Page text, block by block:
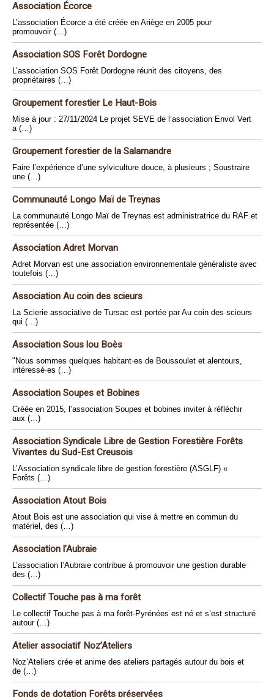
Association Écorce
L’association Écorce a été créée en Ariège en 2005 pour
promouvoir (…)
Association SOS Forêt Dordogne
L’association SOS Forêt Dordogne réunit des citoyens, des
propriétaires (…)
Groupement forestier Le Haut-Bois
Mise à jour : 27/11/2024 Le projet SEVE de l’association Envol Vert
a (…)
Groupement forestier de la Salamandre
Faire l’expérience d’une sylviculture douce, à plusieurs ; Soustraire
une (…)
Communauté Longo Maï de Treynas
La communauté Longo Maï de Treynas est administratrice du RAF et
représentée (…)
Association Adret Morvan
Adret Morvan est une association environnementale généraliste avec
toutefois (…)
Association Au coin des scieurs
La Scierie associative de Tursac est portée par Au coin des scieurs
qui (…)
Association Sous lou Boès
"Nous sommes quelques habitant·es de Boussoulet et alentours,
intéressé·es (…)
Association Soupes et Bobines
Créée en 2015, l’association Soupes et bobines inviter à réfléchir
aux (…)
Association Syndicale Libre de Gestion Forestière Forêts
Vivantes du Sud-Est Creusois
L’Association syndicale libre de gestion forestière (ASGLF) «
Forêts (…)
Association Atout Bois
Atout Bois est une association qui vise à mettre en commun du
matériel, des (…)
Association l’Aubraie
L’association l’Aubraie contribue à promouvoir une gestion durable
des (…)
Collectif Touche pas à ma forêt
Le collectif Touche pas à ma forêt-Pyrénées est né et s’est structuré
autour (…)
Atelier associatif Noz’Ateliers
Noz’Ateliers crée et anime des ateliers partagés autour du bois et
de (…)
Fonds de dotation Forêts préservées